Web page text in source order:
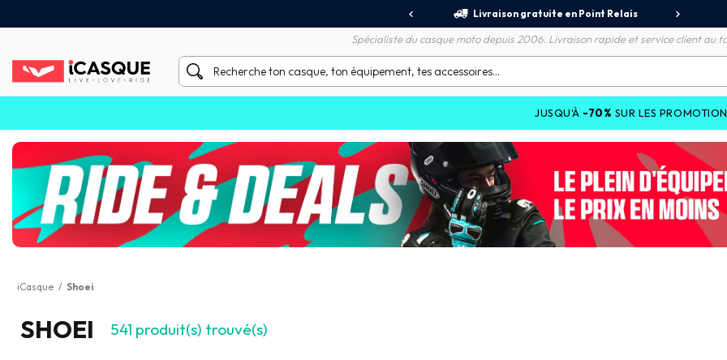
Livraison gratuite en Point Relais
Spécialiste du casque moto depuis 2006. Livraison rapide et service client au
SUR LES PROMOTIONS ET JUSQU'À-
iCasque / Shoei
SHOEI 541 produit(s) trouvé(s)